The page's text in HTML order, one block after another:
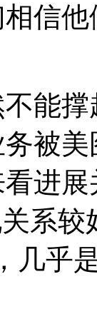
信
能
被
进
系
几乎